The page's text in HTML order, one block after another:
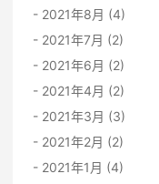
2021年8月 (4)
2021年7月 (2)
2021年6月 (2)
2021年4月 (2)
2021年3月 (3)
2021年2月 (2)
2021年1月 (4)